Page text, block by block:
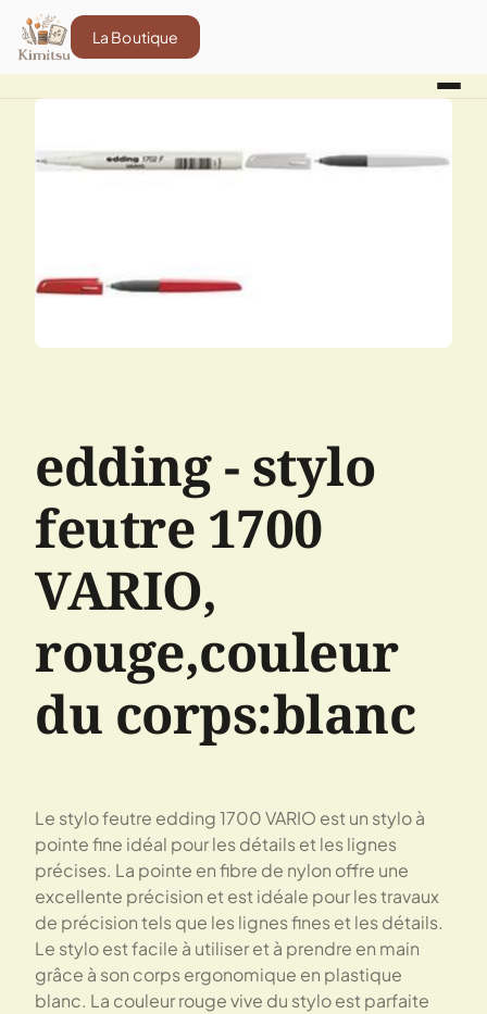
La Boutique
edding - stylo
feutre 1700
VARIO,
rouge,couleur
du corps:blanc
Le stylo feutre edding 1700 VARIO est un stylo à
pointe fine idéal pour les détails et les lignes
précises. La pointe en fibre de nylon offre une
excellente précision et est idéale pour les travaux
de précision tels que les lignes fines et les détails.
Le stylo est facile à utiliser et à prendre en main
grâce à son corps ergonomique en plastique
blanc. La couleur rouge vive du stylo est parfaite